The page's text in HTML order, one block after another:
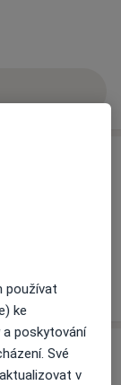
používat
ke
poskytování
Své
v